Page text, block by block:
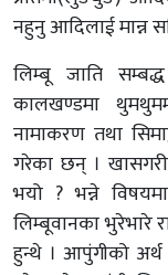
नहुनु आदिलाई मान्न
लिम्बू जाति
कालखण्डमा
नामाकरण तथा
गरेका छन् ।
भयो ? भन्ने
लिम्बूवानका भुरेभारे
हुन्थे । आपुंगीको